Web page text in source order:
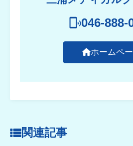
046-888-
ホームペ
関連記事